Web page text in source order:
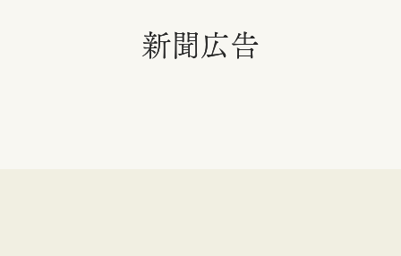
新聞広告​